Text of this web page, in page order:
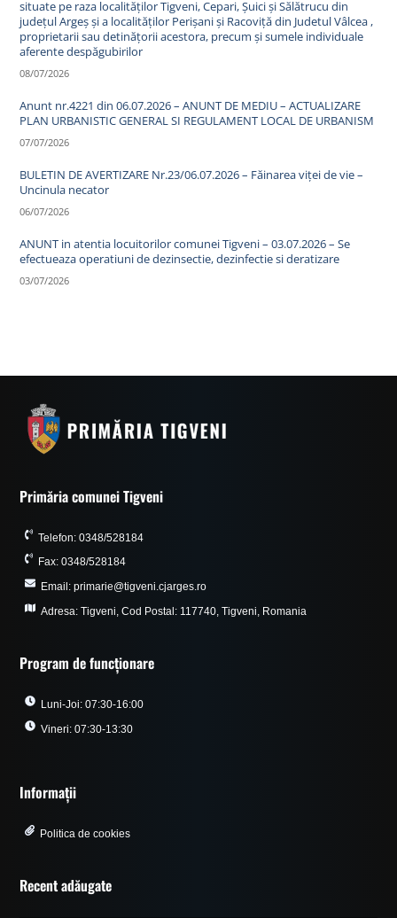
situate pe raza localităților Tigveni, Cepari, Șuici și Sălătrucu din
județul Argeș și a localităților Perișani și Racoviță din Judetul Vâlcea ,
proprietarii sau detinățorii acestora, precum și sumele individuale
aferente despăgubirilor
08/07/2026
Anunt nr.4221 din 06.07.2026 – ANUNT DE MEDIU – ACTUALIZARE
PLAN URBANISTIC GENERAL SI REGULAMENT LOCAL DE URBANISM
07/07/2026
BULETIN DE AVERTIZARE Nr.23/06.07.2026 – Făinarea viței de vie –
Uncinula necator
06/07/2026
ANUNT in atentia locuitorilor comunei Tigveni – 03.07.2026 – Se
efectueaza operatiuni de dezinsectie, dezinfectie si deratizare
03/07/2026
Primăria comunei Tigveni
Telefon: 0348/528184
Fax: 0348/528184
Email: primarie@tigveni.cjarges.ro
Adresa: Tigveni, Cod Postal: 117740, Tigveni, Romania
Program de funcționare
Luni-Joi: 07:30-16:00
Vineri: 07:30-13:30
Informații
Politica de cookies
Recent adăugate